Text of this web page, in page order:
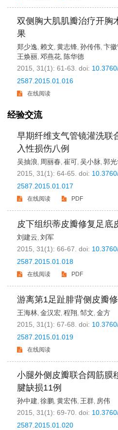
双侧胸大肌肌瓣治疗开胸
果
郑少逸, 赖文, 黄志锋, 孙传伟, 卞
王焕丽, 邓燕花, 陈华德
2015, 31(1): 61-63. doi:
2587.2015.01.016
在线阅读
经验交流
早期纤维支气管镜灌洗联
入性损伤八例
吴抽浪, 周丽春, 崔可, 吴小脉, 郭
2015, 31(1): 64-65. doi:
2587.2015.01.017
在线阅读 PDF
皮下组织蒂皮瓣修复足底
刘建云, 刘军
2015, 31(1): 66-67. doi:
2587.2015.01.018
在线阅读 PDF
游离第1足趾腓背侧皮瓣
王海林, 金汉宏, 程翔, 邹文, 金方
2015, 31(1): 67-68. doi:
2587.2015.01.019
在线阅读
小腿外侧皮瓣联合阔筋膜
腱缺损11例
孙中建, 徐鹏, 黄宏伟, 王群, 房伟
2015, 31(1): 69-70. doi:
2587.2015.01.020